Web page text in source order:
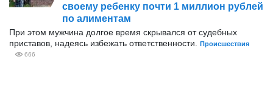
своему ребенку почти 1 миллион рублей
по алиментам
При этом мужчина долгое время скрывался от судебных
приставов, надеясь избежать ответственности.
Происшествия
666